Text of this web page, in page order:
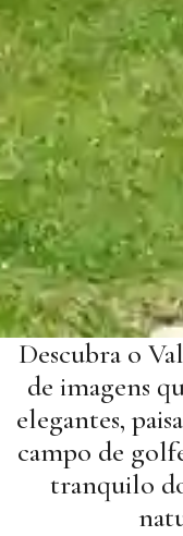
Descubra o
de imagens
elegantes,
campo de
tranquilo